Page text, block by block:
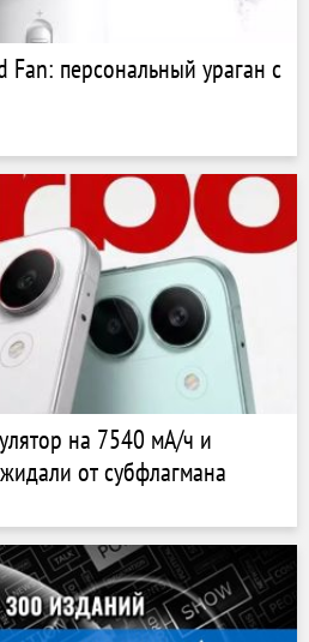
персональный ураган с
на 7540 мА/ч и
от субфлагмана